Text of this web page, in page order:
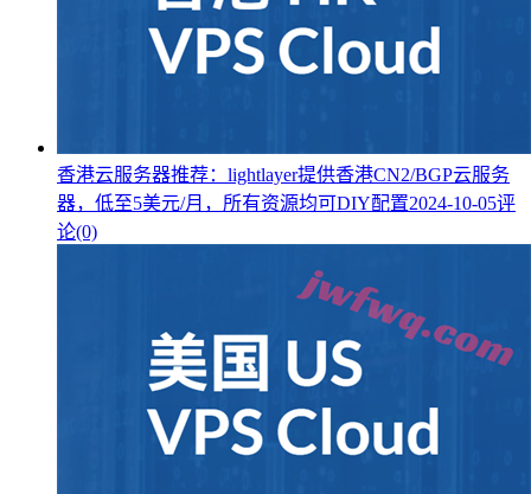
香港云服务器推荐：lightlayer提供香港CN2/BGP云服务
器，低至5美元/月，所有资源均可DIY配置2024-10-05评
论(0)